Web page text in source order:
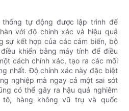
tự động được lập trình để
với độ chính xác và hiệu quả
sự kết hợp của các cảm biến, bộ
khiển bằng máy tính để điều
cách chính xác, tạo ra các mối
nhất. Độ chính xác này đặc biệt
nghiệp mà ngay cả một sai sót
có thể gây ra hậu quả nghiêm
hàng không vũ trụ và quốc